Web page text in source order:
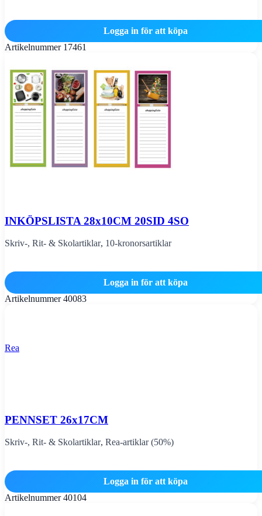
Logga in för att köpa
Artikelnummer 17461
INKÖPSLISTA 28x10CM 20SID 4SO
Skriv-, Rit- & Skolartiklar, 10-kronorsartiklar
Logga in för att köpa
Artikelnummer40083
Rea
PENNSET 26x17CM
Skriv-, Rit- & Skolartiklar, Rea-artiklar (50%)
Logga in för att köpa
Artikelnummer40104